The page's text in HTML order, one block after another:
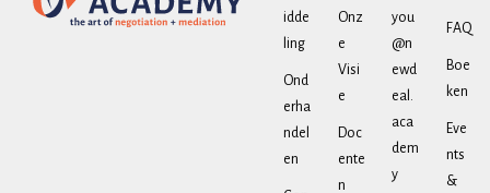
idde
ling
Ond
erha
ndel
en
Onz
e
Visi
e
Doc
ente
n
you
@n
ewd
eal.
aca
dem
y
FAQ
Boe
ken
Eve
nts
&